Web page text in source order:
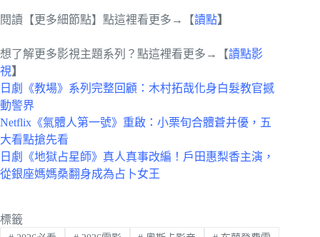
閱讀【更多細節點】點這裡看更多→【讀點】
想了解更多影視主題系列？點這裡看更多→【讀點影
視】
日劇《教場》系列完整回顧：木村拓哉化身白髮教官撼
動警界
Netflix《氣體人第一號》重啟：小栗旬合體蒼井優，五
大看點搶先看
日劇《地獄占星師》真人真事改編！戶田惠梨香主演，
從銀座媽媽桑翻身成為占卜女王
標籤